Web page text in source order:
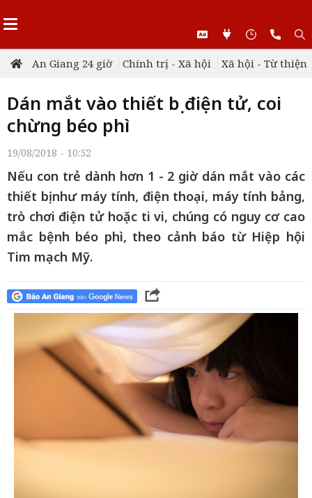
An Giang 24 giờ Chính trị - Xã hội Xã hội - Từ thiện
Dán mắt vào thiết bị điện tử, coi
chừng béo phì
19/08/2018 - 10:52
Nếu con trẻ dành hơn 1 - 2 giờ dán mắt vào các
thiết bị như máy tính, điện thoại, máy tính bảng,
trò chơi điện tử hoặc ti vi, chúng có nguy cơ cao
mắc bệnh béo phì, theo cảnh báo từ Hiệp hội
Tim mạch Mỹ.